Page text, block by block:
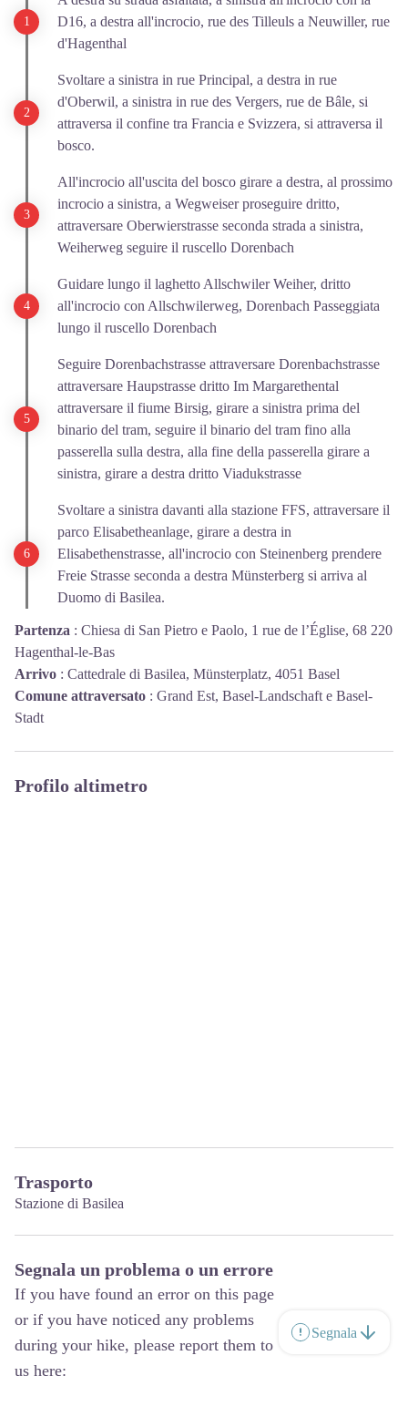
D16, a destra all'incrocio, rue des Tilleuls a Neuwiller, rue
d'Hagenthal
Svoltare a sinistra in rue Principal, a destra in rue
d'Oberwil, a sinistra in rue des Vergers, rue de Bâle, si
attraversa il confine tra Francia e Svizzera, si attraversa il
bosco.
All'incrocio all'uscita del bosco girare a destra, al prossimo
incrocio a sinistra, a Wegweiser proseguire dritto,
attraversare Oberwierstrasse seconda strada a sinistra,
Weiherweg seguire il ruscello Dorenbach
Guidare lungo il laghetto Allschwiler Weiher, dritto
all'incrocio con Allschwilerweg, Dorenbach Passeggiata
lungo il ruscello Dorenbach
Seguire Dorenbachstrasse attraversare Dorenbachstrasse
attraversare Haupstrasse dritto Im Margarethental
attraversare il fiume Birsig, girare a sinistra prima del
binario del tram, seguire il binario del tram fino alla
passerella sulla destra, alla fine della passerella girare a
sinistra, girare a destra dritto Viadukstrasse
Svoltare a sinistra davanti alla stazione FFS, attraversare il
parco Elisabetheanlage, girare a destra in
Elisabethenstrasse, all'incrocio con Steinenberg prendere
Freie Strasse seconda a destra Münsterberg si arriva al
Duomo di Basilea.
Partenza : Chiesa di San Pietro e Paolo, 1 rue de l’Église, 68 220
Hagenthal-le-Bas
Arrivo : Cattedrale di Basilea, Münsterplatz, 4051 Basel
Comune attraversato : Grand Est, Basel-Landschaft e Basel-
Stadt
Profilo altimetro
Trasporto
Stazione di Basilea
Segnala un problema o un errore
If you have found an error on this page
or if you have noticed any problems
during your hike, please report them to
us here:
Segnala